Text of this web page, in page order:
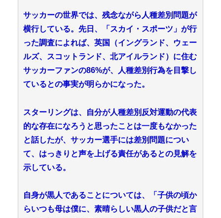
サッカーの世界では、残念ながら人種差別問題が
横行している。先日、「スカイ・スポーツ」が行
った調査によれば、英国（イングランド、ウェー
ルズ、スコットランド、北アイルランド）に住む
サッカーファンの86%が、人種差別行為を目撃し
ているとの事実が明らかになった。
スターリングは、自分が人種差別反対運動の代表
的な存在になろうと思ったことは一度もなかった
と話したが、サッカー選手には差別問題につい
て、はっきりと声を上げる責任があるとの見解を
示している。
自身が黒人であることについては、「子供の頃か
らいつも母は僕に、素晴らしい黒人の子供だと言